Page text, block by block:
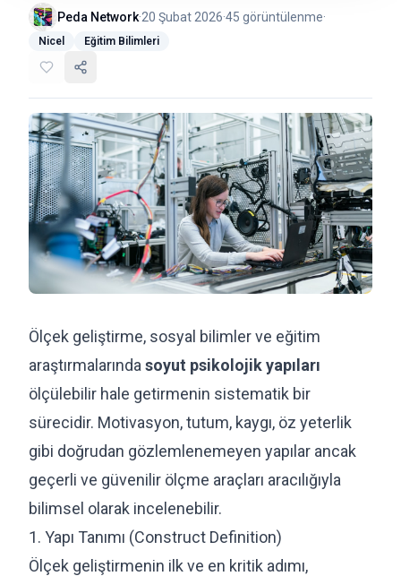
Peda Network·20 Şubat 2026·45 görüntülenme·
Nicel Eğitim Bilimleri
Ölçek geliştirme, sosyal bilimler ve eğitim
araştırmalarında soyut psikolojik yapıları
ölçülebilir hale getirmenin sistematik bir
sürecidir. Motivasyon, tutum, kaygı, öz yeterlik
gibi doğrudan gözlemlenemeyen yapılar ancak
geçerli ve güvenilir ölçme araçları aracılığıyla
bilimsel olarak incelenebilir.
1. Yapı Tanımı (Construct Definition)
Ölçek geliştirmenin ilk ve en kritik adımı,